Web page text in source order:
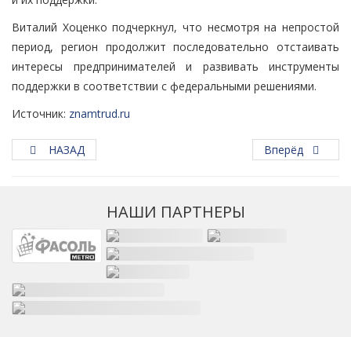
Виталий Хоценко подчеркнул, что несмотря на непростой
период, регион продолжит последовательно отстаивать
интересы предпринимателей и развивать инструменты
поддержки в соответствии с федеральными решениями.
Источник: znamtrud.ru
НАЗАД Вперёд
НАШИ ПАРТНЕРЫ